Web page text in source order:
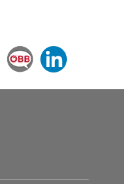
ÖBB Corporate Blog
LinkedIn